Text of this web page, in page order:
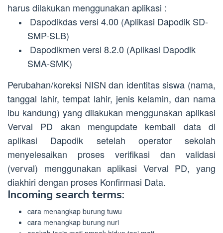
harus dilakukan menggunakan aplikasi :
Dapodikdas versi 4.00 (Aplikasi Dapodik SD-
SMP-SLB)
Dapodikmen versi 8.2.0 (Aplikasi Dapodik
SMA-SMK)
Perubahan/koreksi NISN dan identitas siswa (nama,
tanggal lahir, tempat lahir, jenis kelamin, dan nama
ibu kandung) yang dilakukan menggunakan aplikasi
Verval PD akan mengupdate kembali data di
aplikasi Dapodik setelah operator sekolah
menyelesaikan proses verifikasi dan validasi
(verval) menggunakan aplikasi Verval PD, yang
diakhiri dengan proses Konfirmasi Data.
Incoming search terms:
cara menangkap burung tuwu
cara menangkap burung nuri